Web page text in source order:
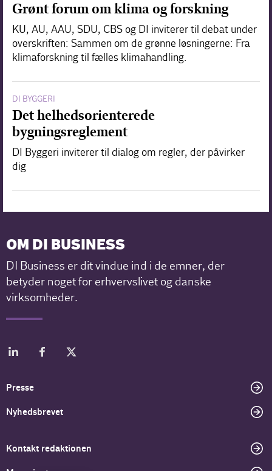
Grønt forum om klima og forskning
KU, AU, AAU, SDU, CBS og DI inviterer til debat under
overskriften: Sammen om de grønne løsningerne: Fra
klimaforskning til fælles klimahandling.
DI BYGGERI
Det helhedsorienterede
bygningsreglement
DI Byggeri inviterer til dialog om regler, der påvirker
dig
OM DI BUSINESS
DI Business er dit vindue ind i de emner, der
betyder noget for erhvervslivet og danske
virksomheder.
Presse
Nyhedsbrevet
Kontakt redaktionen